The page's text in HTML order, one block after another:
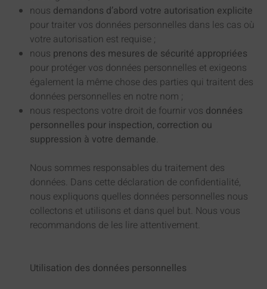
nous demandons d’abord votre autorisation explicite
pour traiter vos données personnelles dans les cas où
votre autorisation est requise ;
nous prenons des mesures de sécurité appropriées
pour protéger vos données personnelles et exigeons
également la même chose des parties qui traitent des
données personnelles en notre nom ;
nous respectons votre droit de fournir vos données
personnelles pour inspection, correction ou
suppression à votre demande.
Nous sommes responsables du traitement des
données. Dans cette déclaration de confidentialité,
nous expliquons quelles données personnelles nous
collectons et utilisons et dans quel but. Nous vous
recommandons de les lire attentivement.
Utilisation des données personnelles